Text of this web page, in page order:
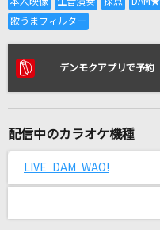
リアルタイム
初恋リバイバル
ミキト(みきとP) feat.初音ミク
half & half
デンモクアプリで予約
配信中のカラオケ機種
LIVE DAM WAO!